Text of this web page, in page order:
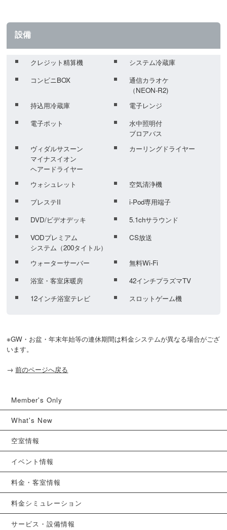
設備
クレジット精算機
システム冷蔵庫
コンビニBOX
通信カラオケ
（NEON-R2)
持込用冷蔵庫
電子レンジ
電子ポット
水中照明付
ブロアバス
ヴィダルサスーン
マイナスイオン
ヘアードライヤー
カーリングドライヤー
ウォシュレット
空気清浄機
プレステII
i-Pod専用端子
DVD/ビデオデッキ
5.1chサラウンド
VODプレミアム
システム（200タイトル）
CS放送
ウォーターサーバー
無料Wi-Fi
浴室・客室床暖房
42インチプラズマTV
12インチ浴室テレビ
スロットゲーム機
※GW・お盆・年末年始等の連休期間は料金システムが異なる場合がござ
います。
→ 前のページへ戻る
Member's Only
What's New
空室情報
イベント情報
料金・客室情報
料金シミュレーション
サービス・設備情報